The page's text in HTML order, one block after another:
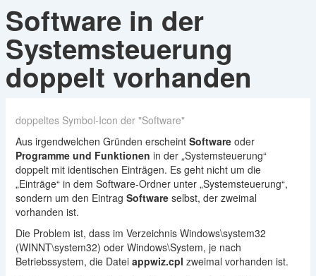
Software in der
Systemsteuerung
doppelt vorhanden
doppeltes Symbol-Icon der "Software"
Aus irgendwelchen Gründen erscheint Softwareoder
Programme und Funktionen in der „Systemsteuerung“
doppelt mit identischen Einträgen. Es geht nicht um die
„Einträge“ in dem Software-Ordner unter „Systemsteuerung“,
sondern um den Eintrag Softwareselbst, der zweimal
vorhanden ist.
Die Problem ist, dass im Verzeichnis Windows\system32
(WINNT\system32) oder Windows\System, je nach
Betriebssystem, die Datei appwiz.cpl zweimal vorhanden ist.